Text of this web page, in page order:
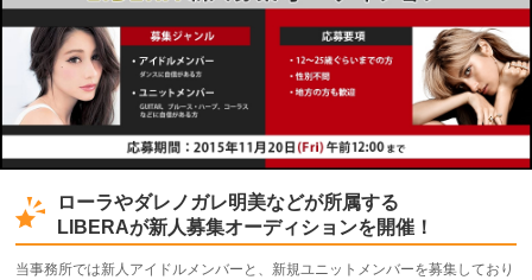
ローラやダレノガレ明美などが所属する
LIBERAが新人募集オーディションを開催！
当事務所では新人アイドルメンバーと、新規ユニットメンバーを募集しており